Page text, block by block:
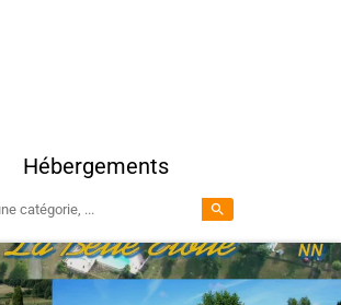
Hébergements
search